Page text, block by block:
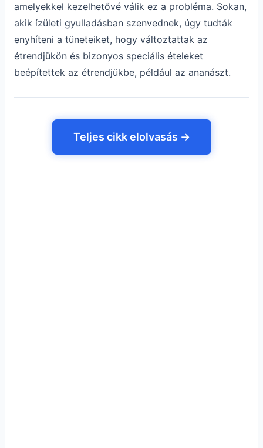
amelyekkel kezelhetővé válik ez a probléma. Sokan,
akik ízületi gyulladásban szenvednek, úgy tudták
enyhíteni a tüneteiket, hogy változtattak az
étrendjükön és bizonyos speciális ételeket
beépítettek az étrendjükbe, például az ananászt.
Teljes cikk elolvasás →